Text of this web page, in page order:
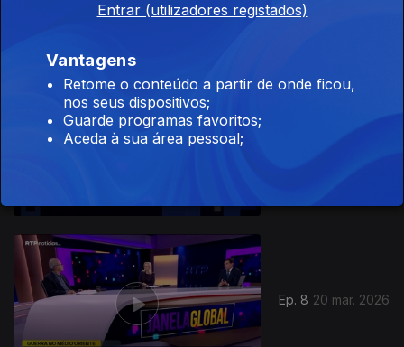
Ep. 8 20 mar. 2026
Entrar (utilizadores registados)
Vantagens
Retome o conteúdo a partir de onde ficou,
nos seus dispositivos;
Guarde programas favoritos;
Aceda à sua área pessoal;